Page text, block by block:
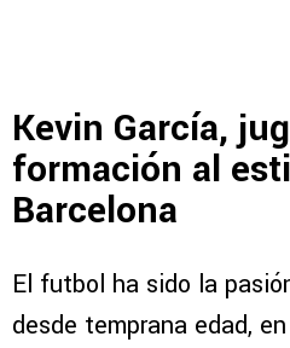
Kevin García,
formación al
Barcelona
El futbol ha sido la
desde temprana edad,